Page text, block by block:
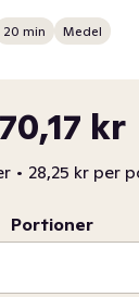
20 min Medel
kr
• 28,25 kr per
Portioner